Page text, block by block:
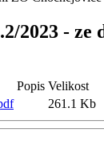
2023 - ze
Popis Velikost
261.1 Kb